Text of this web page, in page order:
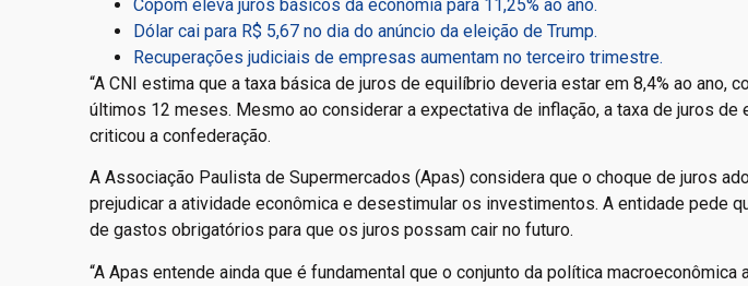
Copom eleva juros básicos da economia para 11,25% ao ano.
Dólar cai para R$ 5,67 no dia do anúncio da eleição de Trump.
Recuperações judiciais de empresas aumentam no terceiro trimestre.
“A CNI estima que a taxa básica de juros de equilíbrio deveria estar em 8,4% ao ano,
últimos 12 meses. Mesmo ao considerar a expectativa de inflação, a taxa de juros de
criticou a confederação.
A Associação Paulista de Supermercados (Apas) considera que o choque de juros
prejudicar a atividade econômica e desestimular os investimentos. A entidade pede
de gastos obrigatórios para que os juros possam cair no futuro.
“A Apas entende ainda que é fundamental que o conjunto da política